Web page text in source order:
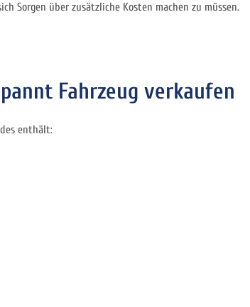
Sorgen über zusätzliche Kosten machen zu müssen.
Fahrzeug verkaufen
enthält: